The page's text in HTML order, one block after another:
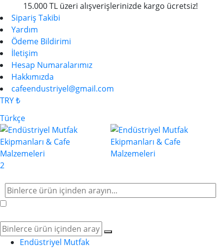
15.000 TL üzeri alışverişlerinizde kargo ücretsiz!
Sipariş Takibi
Yardım
Ödeme Bildirimi
İletişim
Hesap Numaralarımız
Hakkımızda
cafeendustriyel@gmail.com
TRY ₺
Türkçe
2
Endüstriyel Mutfak